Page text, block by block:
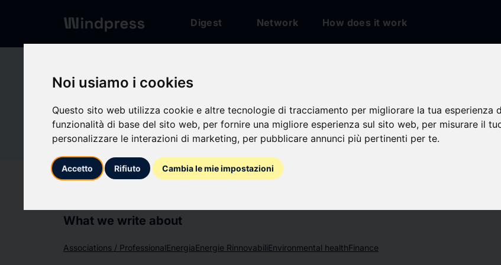
Noi usiamo i cookies
Questo sito web utilizza cookie e altre tecnologie di tracciamento per migliorare la tua esperienza
funzionalità di base del sito web, per fornire una migliore esperienza sul sito web, per misurare il
personalizzare le interazioni di marketing, per pubblicare annunci più pertinenti per te.
Accetto Rifiuto Cambia le mie impostazioni
Digest Network How does it work
Qu
Not verified
Quinbrook
favorite Follow updates
What we write about
Associations / ProfessionalEnergiaEnergie RinnovabiliEnvironmental healthFinance